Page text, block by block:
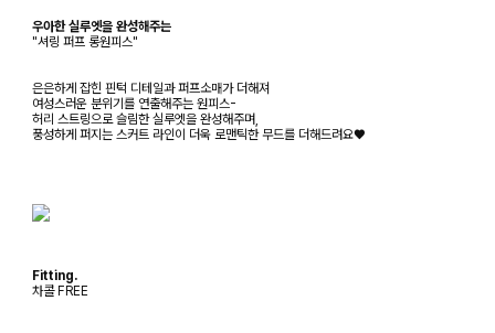
우아한 실루엣을 완성해주는
"셔링 퍼프 롱원피스"
은은하게 잡힌 핀턱 디테일과 퍼프소매가 더해져
여성스러운 분위기를 연출해주는 원피스-
허리 스트링으로 슬림한 실루엣을 완성해주며,
풍성하게 퍼지는 스커트 라인이 더욱 로맨틱한 무드를 더해드려요♥
Fitting.
차콜 FREE